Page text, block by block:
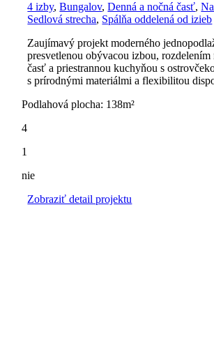
4 izby,Bungalov,Denná a nočná časť,
Sedlová strecha, Spálňa oddelená od izieb
Zaujímavý projekt moderného
presvetlenou obývacou izbou, rozdelením
časť a priestrannou kuchyňou s
s prírodnými materiálmi a flexibilitou
Podlahová plocha: 138m²
4
1
nie
Zobraziť detail projektu